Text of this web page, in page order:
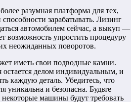
разумная платформа для тех,
способности зарабатывать. Лизинг
автомобилем сейчас, а выкуп —
возможность упростить процедуру
неожиданных поворотов.
иметь свои подводные камни.
делом индивидуальным, и
каждую деталь. Убедитесь, что
уникальна и безопасна. Будьте
машины будут требовать